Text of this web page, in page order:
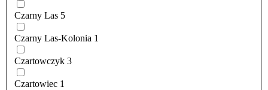
Czarny Las 5
Czarny Las-Kolonia 1
Czartowczyk 3
Czartowiec 1